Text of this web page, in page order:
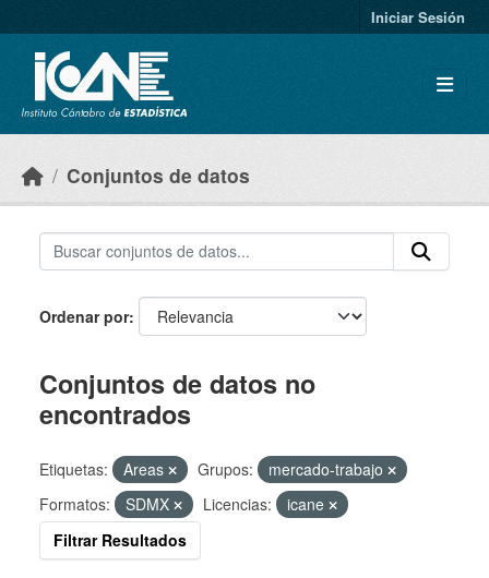
Iniciar Sesión
Conjuntos de datos
Ordenar por
Conjuntos de datos no
encontrados
Etiquetas: Areas Grupos:
mercado-trabajo
Formatos:
SDMX Licencias:
icane
Filtrar Resultados